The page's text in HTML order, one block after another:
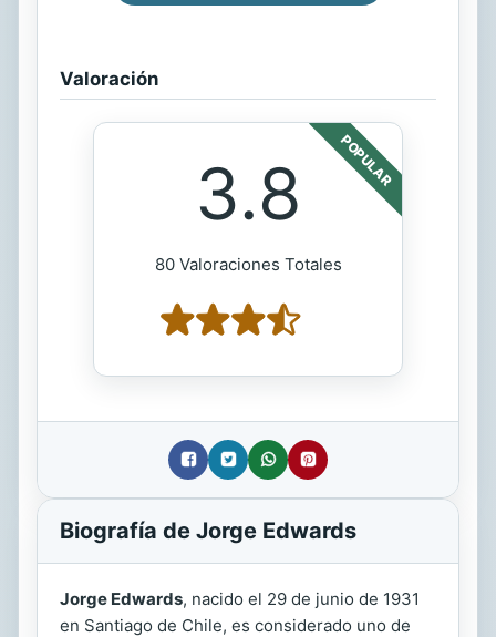
Valoración
POPULAR
3.8
80 Valoraciones Totales
Biografía de Jorge Edwards
Jorge Edwards, nacido el 29 de junio de 1931
en Santiago de Chile, es considerado uno de